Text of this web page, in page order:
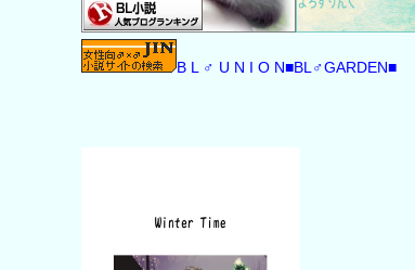
B L ♂ U N I O N■BL♂GARDEN■